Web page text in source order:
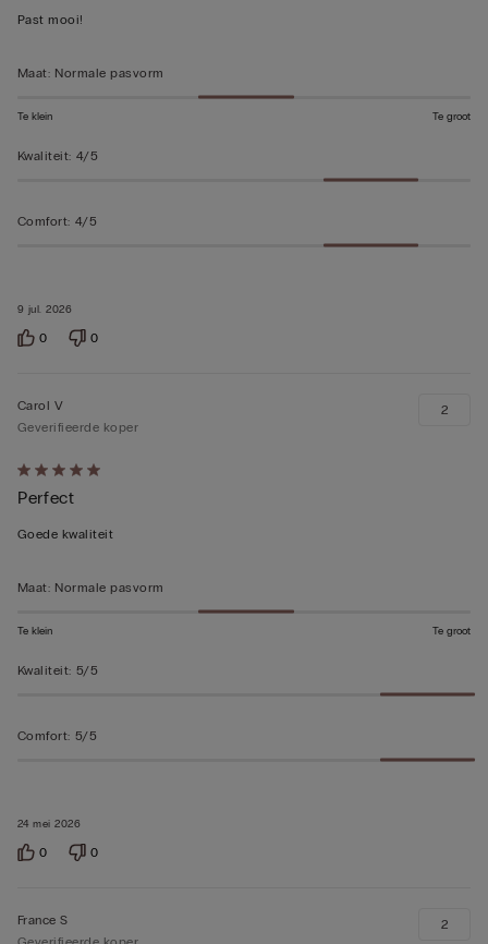
5
9 jul. 2026
Past mooi!
Maat: Normale pasvorm
Te klein Te groot
Kwaliteit: 4/5
Comfort: 4/5
0 0
5
op
5
24 mei 2026
Carol V
Geverifieerde koper
Perfect
Goede kwaliteit
2
Maat: Normale pasvorm
Te klein Te groot
Kwaliteit: 5/5
Comfort: 5/5
0 0
France S
2